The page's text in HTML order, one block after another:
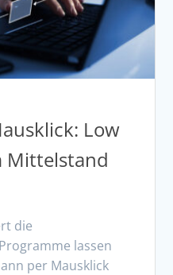
Low
Mittelstand
die
lassen
per Mausklick